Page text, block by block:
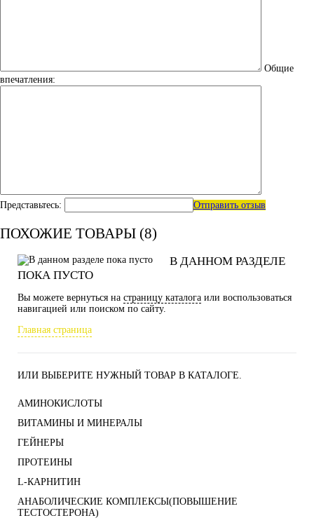
Общие
впечатления:
Представьтесь: Отправить отзыв
ПОХОЖИЕ ТОВАРЫ (8)
В ДАННОМ РАЗДЕЛЕ
ПОКА ПУСТО
Вы можете вернуться на страницу каталога или воспользоваться
навигацией или поиском по сайту.
Главная страница
ИЛИ ВЫБЕРИТЕ НУЖНЫЙ ТОВАР В КАТАЛОГЕ.
АМИНОКИСЛОТЫ
ВИТАМИНЫ И МИНЕРАЛЫ
ГЕЙНЕРЫ
ПРОТЕИНЫ
L-КАРНИТИН
АНАБОЛИЧЕСКИЕ КОМПЛЕКСЫ(ПОВЫШЕНИЕ
ТЕСТОСТЕРОНА)